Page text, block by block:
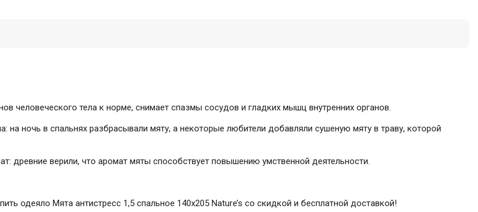
человеческого тела к норме, снимает спазмы сосудов и гладких мышц внутренних органов.
на ночь в спальнях разбрасывали мяту, а некоторые любители добавляли сушеную мяту в траву, которой
верили, что аромат мяты способствует повышению умственной деятельности.
одеяло Мята антистресс 1,5 спальное 140х205 Nature’s со скидкой и бесплатной доставкой!